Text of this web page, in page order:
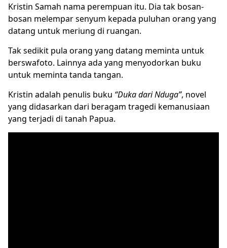
Kristin Samah nama perempuan itu. Dia tak bosan-
bosan melempar senyum kepada puluhan orang yang
datang untuk meriung di ruangan.
Tak sedikit pula orang yang datang meminta untuk
berswafoto. Lainnya ada yang menyodorkan buku
untuk meminta tanda tangan.
Kristin adalah penulis buku “Duka dari Nduga”, novel
yang didasarkan dari beragam tragedi kemanusiaan
yang terjadi di tanah Papua.